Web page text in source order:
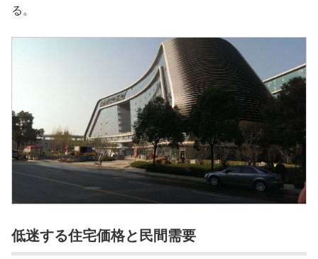
る。
低迷する住宅価格と民間需要